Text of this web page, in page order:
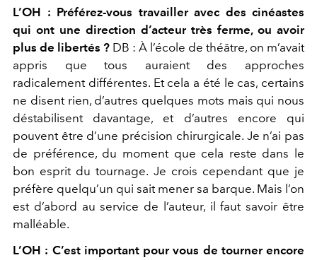
L’OH : Préférez-vous travailler avec des cinéastes
qui ont une direction d’acteur très ferme, ou avoir
plus de libertés ? DB : À l’école de théâtre, on m’avait
appris que tous auraient des approches
radicalement différentes. Et cela a été le cas, certains
ne disent rien, d’autres quelques mots mais qui nous
déstabilisent davantage, et d’autres encore qui
pouvent être d’une précision chirurgicale. Je n’ai pas
de préférence, du moment que cela reste dans le
bon esprit du tournage. Je crois cependant que je
préfère quelqu’un qui sait mener sa barque. Mais l’on
est d’abord au service de l’auteur, il faut savoir être
malléable.
L’OH : C’est important pour vous de tourner encore